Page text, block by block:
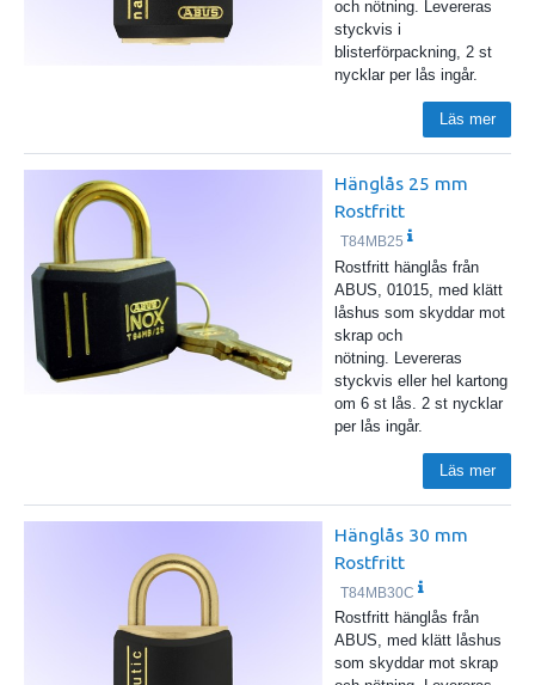
och nötning. Levereras
styckvis i
blisterförpackning, 2 st
nycklar per lås ingår.
Läs mer
Hänglås 25 mm
Rostfritt
T84MB25
Rostfritt hänglås från
ABUS, 01015, med klätt
låshus som skyddar mot
skrap och
nötning. Levereras
styckvis eller hel kartong
om 6 st lås. 2 st nycklar
per lås ingår.
Läs mer
Hänglås 30 mm
Rostfritt
T84MB30C
Rostfritt hänglås från
ABUS, med klätt låshus
som skyddar mot skrap